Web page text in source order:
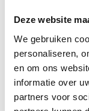
Deze website
We gebruiken
personaliseren,
en om ons
informatie over
partners voor
Deel dit stuk